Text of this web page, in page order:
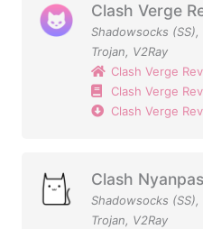
Clash Verge
Shadowsocks (SS),
Trojan, V2Ray
Clash Verge
Clash Verge
Clash Verge
Clash
Shadowsocks (SS),
Trojan, V2Ray